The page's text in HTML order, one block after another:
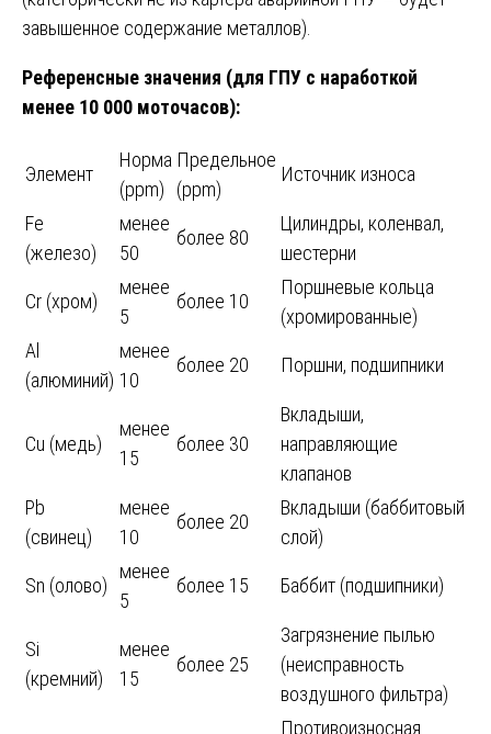
завышенное содержание металлов).
Референсные значения (для ГПУ с наработкой
менее 10 000 моточасов):
Элемент
Норма
(ppm)
Предельное
(ppm)
Источник износа
Fe
(железо)
менее
50
более 80
Цилиндры, коленвал,
шестерни
Cr (хром)
менее
5
более 10
Поршневые кольца
(хромированные)
Al
(алюминий)
менее
10
более 20 Поршни, подшипники
Cu (медь)
менее
15
более 30
Вкладыши,
направляющие
клапанов
Pb
(свинец)
менее
10
более 20
Вкладыши (баббитовый
слой)
Sn (олово)
менее
5
более 15 Баббит (подшипники)
Si
(кремний)
менее
15
более 25
Загрязнение пылью
(неисправность
воздушного фильтра)
Противоизносная